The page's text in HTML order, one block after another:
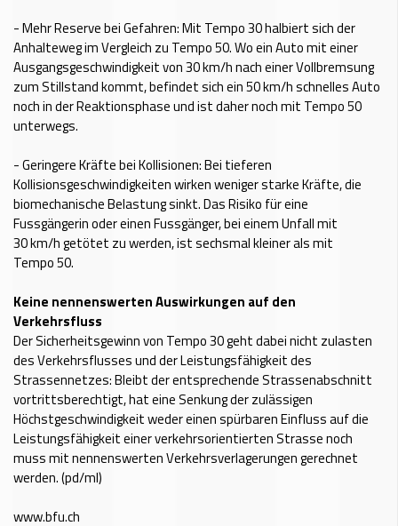
- Mehr Reserve bei Gefahren: Mit Tempo 30 halbiert sich der
Anhalteweg im Vergleich zu Tempo 50. Wo ein Auto mit einer
Ausgangsgeschwindigkeit von 30 km/h nach einer Vollbremsung
zum Stillstand kommt, befindet sich ein 50 km/h schnelles Auto
noch in der Reaktionsphase und ist daher noch mit Tempo 50
unterwegs.
- Geringere Kräfte bei Kollisionen: Bei tieferen
Kollisionsgeschwindigkeiten wirken weniger starke Kräfte, die
biomechanische Belastung sinkt. Das Risiko für eine
Fussgängerin oder einen Fussgänger, bei einem Unfall mit
30 km/h getötet zu werden, ist sechsmal kleiner als mit
Tempo 50.
Keine nennenswerten Auswirkungen auf den
Verkehrsfluss
Der Sicherheitsgewinn von Tempo 30 geht dabei nicht zulasten
des Verkehrsflusses und der Leistungsfähigkeit des
Strassennetzes: Bleibt der entsprechende Strassenabschnitt
vortrittsberechtigt, hat eine Senkung der zulässigen
Höchstgeschwindigkeit weder einen spürbaren Einfluss auf die
Leistungsfähigkeit einer verkehrsorientierten Strasse noch
muss mit nennenswerten Verkehrsverlagerungen gerechnet
werden. (pd/ml)
www.bfu.ch